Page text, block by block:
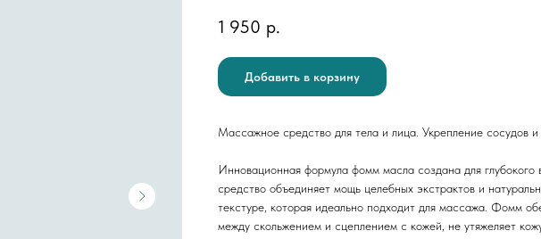
1 950 р.
Добавить в корзину
Массажное средство для тела и лица. Укрепление сосудов
Инновационная формула фомм масла создана для глубокого
средство объединяет мощь целебных экстрактов и
текстуре, которая идеально подходит для массажа. Фомм
между скольжением и сцеплением с кожей, не утяжеляет